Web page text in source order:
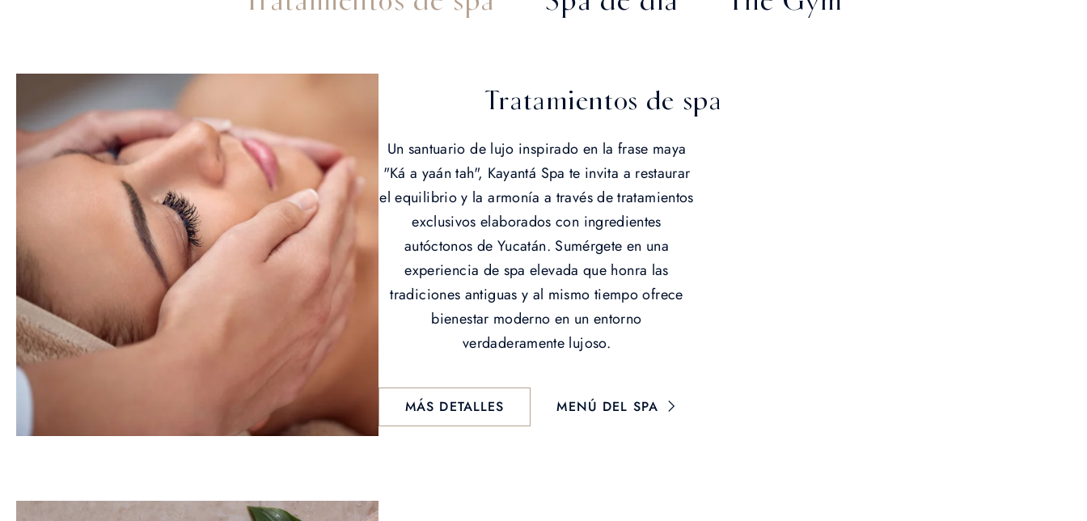
Tratamientos de spa
Un santuario de lujo inspirado en la frase maya
"Ká a yaán tah", Kayantá Spa te invita a restaurar
el equilibrio y la armonía a través de tratamientos
exclusivos elaborados con ingredientes
autóctonos de Yucatán. Sumérgete en una
experiencia de spa elevada que honra las
tradiciones antiguas y al mismo tiempo ofrece
bienestar moderno en un entorno
verdaderamente lujoso.
MÁS DETALLES MENÚ DEL SPA